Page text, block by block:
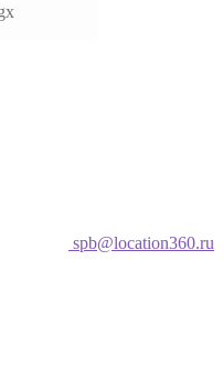
spb@location360.ru